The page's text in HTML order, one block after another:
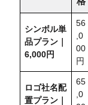
シンボル単
品プラン｜
6,000円
56
,0
00
円
ロゴ社名配
置プラン｜
65
,0